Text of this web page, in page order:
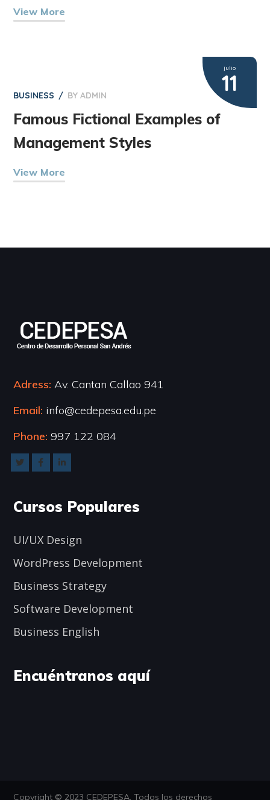
View More
julio
11
BUSINESS BYADMIN
Famous Fictional Examples of
Management Styles
View More
Adress: Av. Cantan Callao 941
Email: info@cedepesa.edu.pe
Phone: 997 122 084
Cursos Populares
UI/UX Design
WordPress Development
Business Strategy
Software Development
Business English
Encuéntranos aquí
Copyright © 2023 CEDEPESA. Todos los derechos